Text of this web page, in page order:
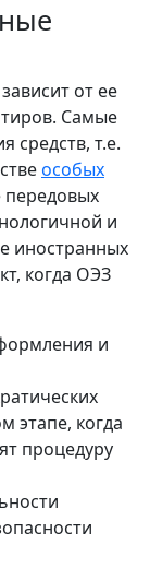
от ее
Самые
средств, т.е.
особых
передовых
и
иностранных
когда ОЭЗ
и
этапе, когда
процедуру